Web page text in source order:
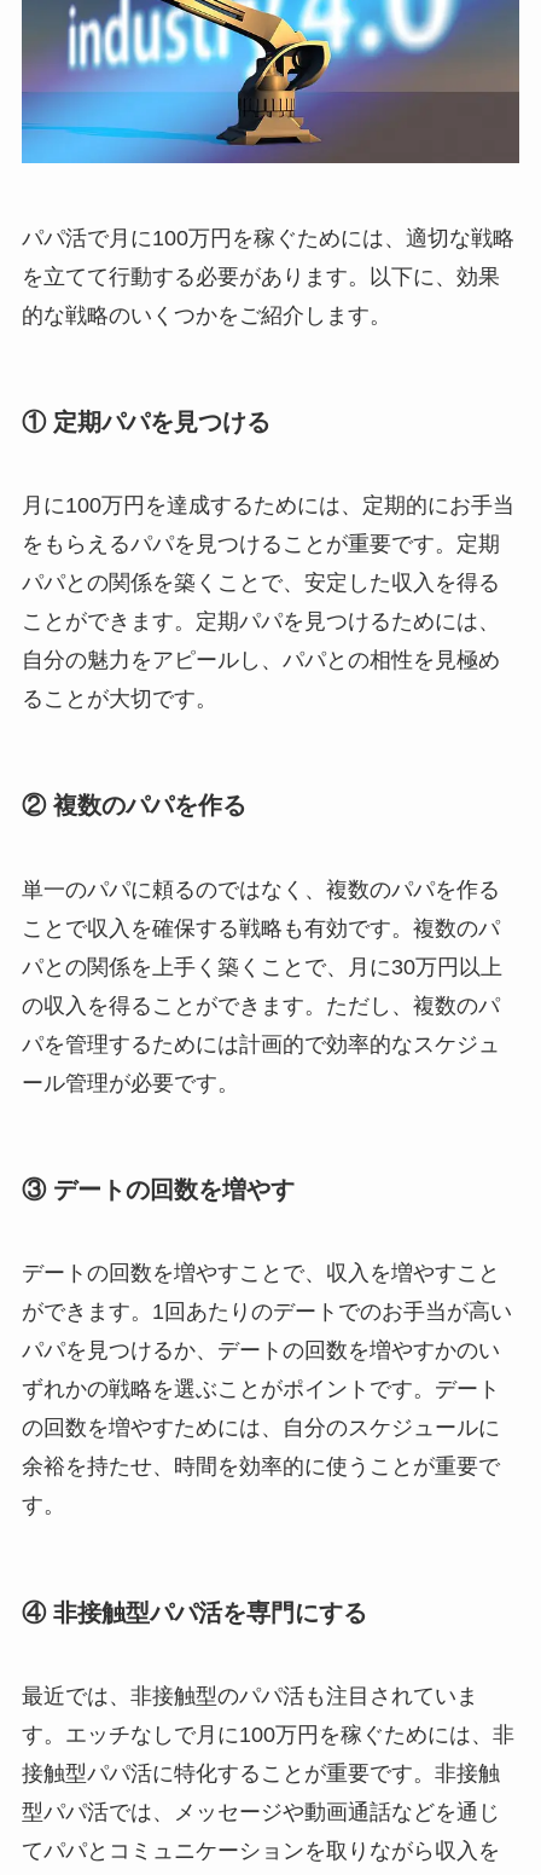
パパ活で月に100万円を稼ぐためには、適切な戦略
を立てて行動する必要があります。以下に、効果
的な戦略のいくつかをご紹介します。
① 定期パパを見つける
月に100万円を達成するためには、定期的にお手当
をもらえるパパを見つけることが重要です。定期
パパとの関係を築くことで、安定した収入を得る
ことができます。定期パパを見つけるためには、
自分の魅力をアピールし、パパとの相性を見極め
ることが大切です。
② 複数のパパを作る
単一のパパに頼るのではなく、複数のパパを作る
ことで収入を確保する戦略も有効です。複数のパ
パとの関係を上手く築くことで、月に30万円以上
の収入を得ることができます。ただし、複数のパ
パを管理するためには計画的で効率的なスケジュ
ール管理が必要です。
③ デートの回数を増やす
デートの回数を増やすことで、収入を増やすこと
ができます。1回あたりのデートでのお手当が高い
パパを見つけるか、デートの回数を増やすかのい
ずれかの戦略を選ぶことがポイントです。デート
の回数を増やすためには、自分のスケジュールに
余裕を持たせ、時間を効率的に使うことが重要で
す。
④ 非接触型パパ活を専門にする
最近では、非接触型のパパ活も注目されていま
す。エッチなしで月に100万円を稼ぐためには、非
接触型パパ活に特化することが重要です。非接触
型パパ活では、メッセージや動画通話などを通じ
てパパとコミュニケーションを取りながら収入を